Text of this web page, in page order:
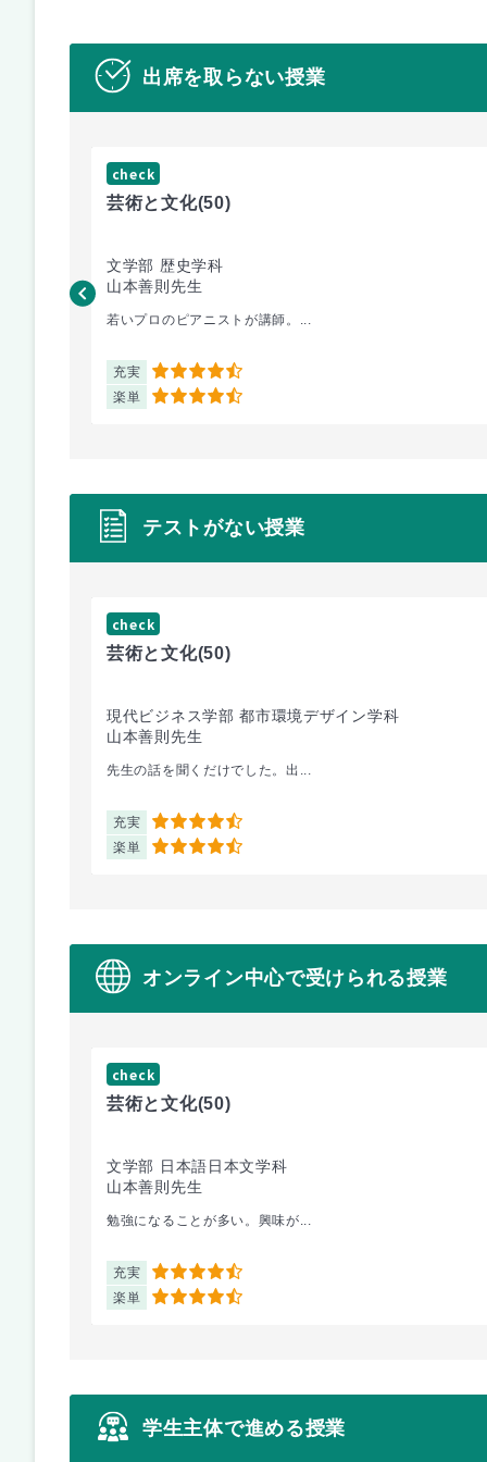
出席を取らない授業
check
芸術と文化(50)
文学部 歴史学科
山本善則先生
若いプロのピアニストが講師。...
充実 4.5
楽単 4.5
テストがない授業
check
芸術と文化(50)
現代ビジネス学部 都市環境デザイン学科
山本善則先生
先生の話を聞くだけでした。出...
充実 4.5
楽単 4.5
オンライン中心で受けられる授業
check
芸術と文化(50)
文学部 日本語日本文学科
山本善則先生
勉強になることが多い。興味が...
充実 4.5
楽単 4.5
学生主体で進める授業